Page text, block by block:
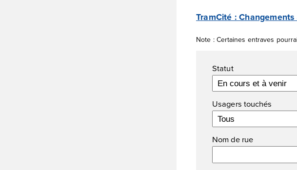
TramCité :
Note : Certaines entraves
Filtres
Statut
Usagers touchés
Nom de rue